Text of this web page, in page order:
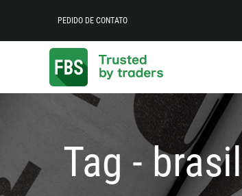
PEDIDO DE CONTATO
Tag - brasil